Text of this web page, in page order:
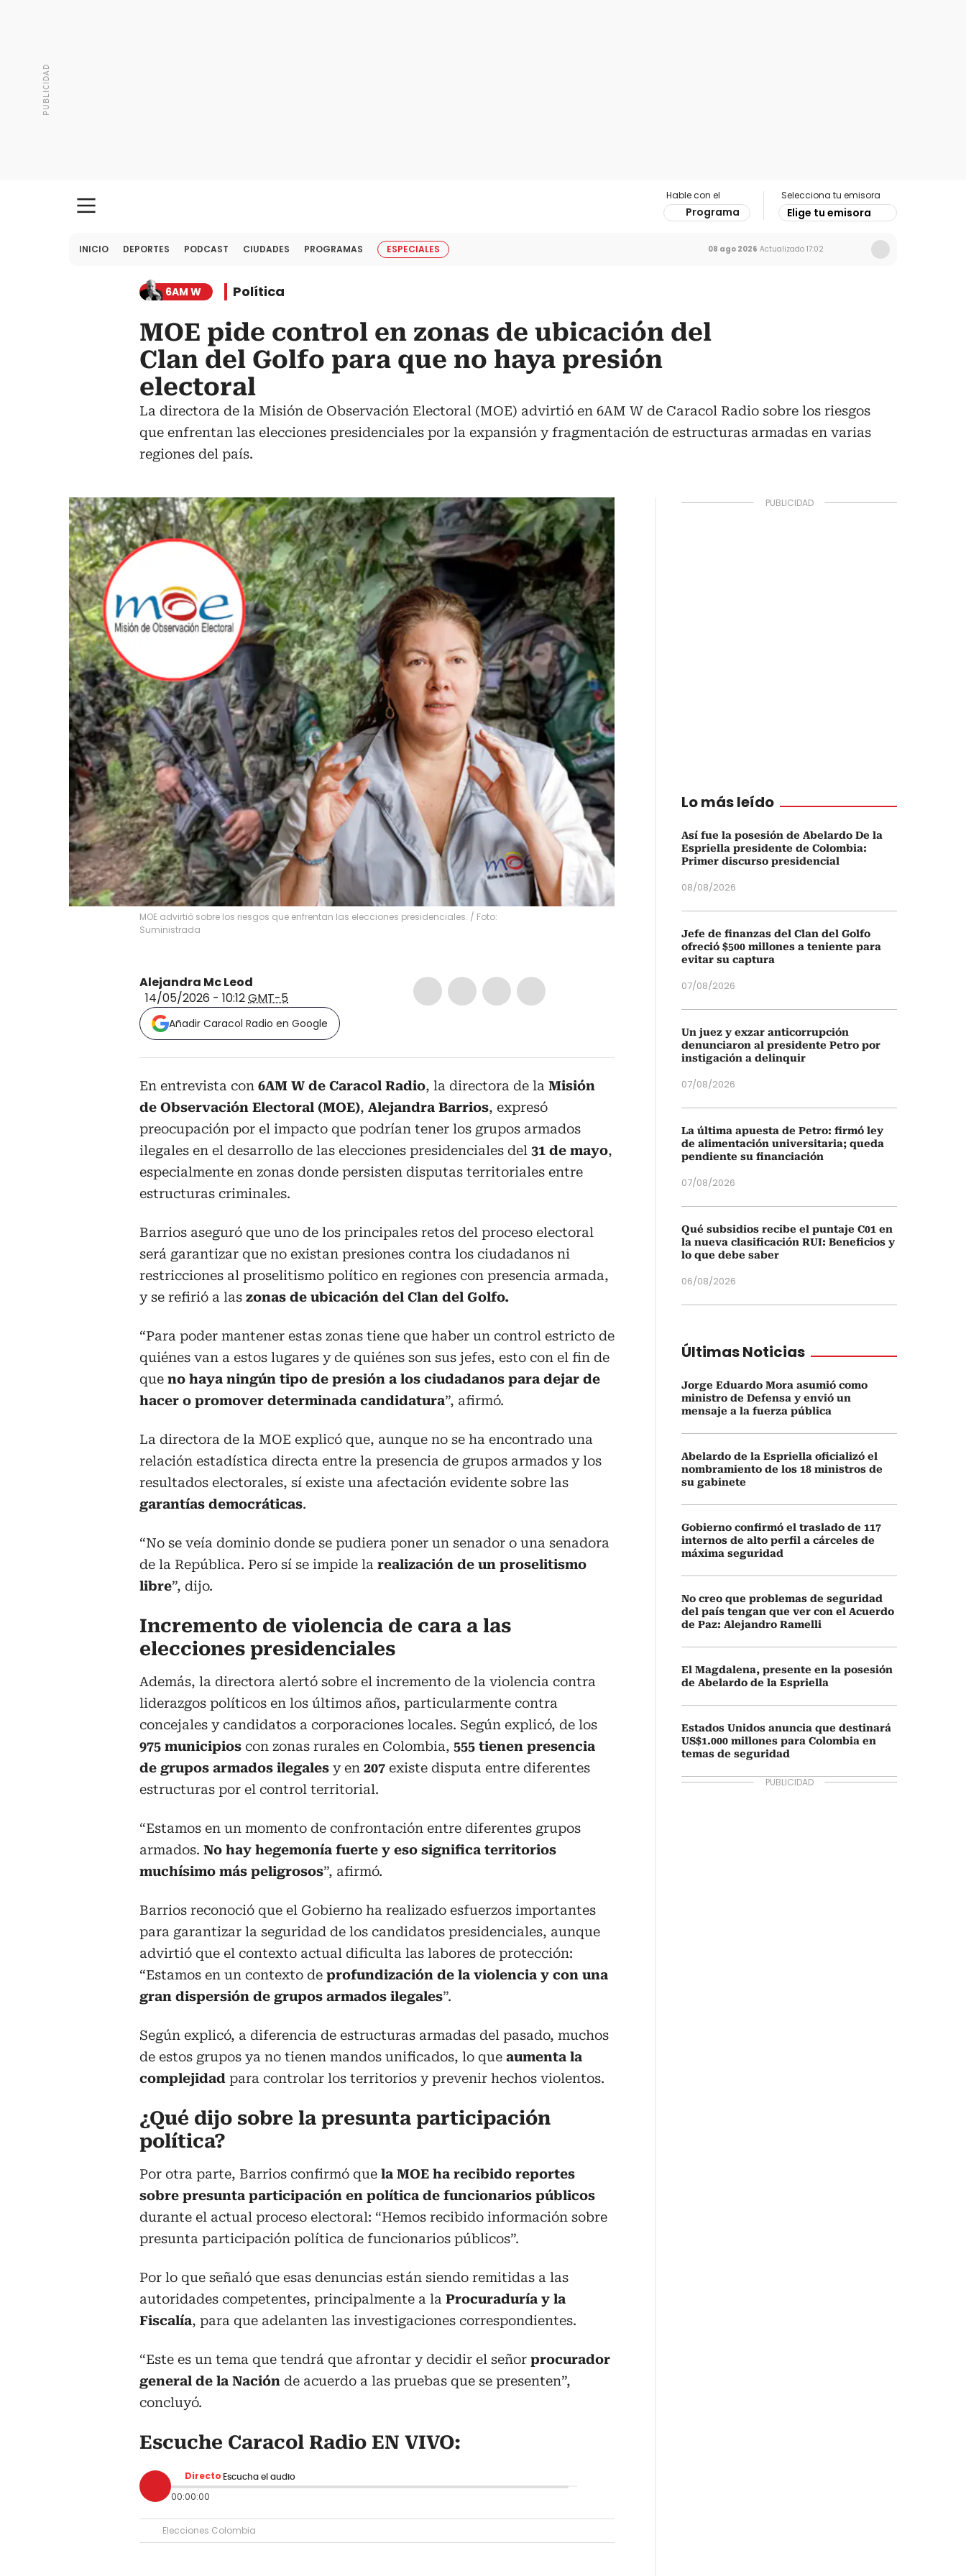
Hable con el
Programa
Selecciona tu emisora
Elige tu emisora
INICIO DEPORTES PODCAST CIUDADES PROGRAMAS ESPECIALES 08 ago 2026 Actualizado 17:02
6AM W Política
MOE pide control en zonas de ubicación del
Clan del Golfo para que no haya presión
electoral
La directora de la Misión de Observación Electoral (MOE) advirtió en 6AM W de Caracol Radio sobre los riesgos
que enfrentan las elecciones presidenciales por la expansión y fragmentación de estructuras armadas en varias
regiones del país.
MOE advirtió sobre los riesgos que enfrentan las elecciones presidenciales. / Foto:
Suministrada
Alejandra Mc Leod
14/05/2026 - 10:12GMT-5
Añadir Caracol Radio en Google
En entrevista con 6AM W de Caracol Radio, la directora de la Misión
de Observación Electoral (MOE), Alejandra Barrios, expresó
preocupación por el impacto que podrían tener los grupos armados
ilegales en el desarrollo de las elecciones presidenciales del 31 de mayo,
especialmente en zonas donde persisten disputas territoriales entre
estructuras criminales.
Barrios aseguró que uno de los principales retos del proceso electoral
será garantizar que no existan presiones contra los ciudadanos ni
restricciones al proselitismo político en regiones con presencia armada,
y se refirió a las zonas de ubicación del Clan del Golfo.
“Para poder mantener estas zonas tiene que haber un control estricto de
quiénes van a estos lugares y de quiénes son sus jefes, esto con el fin de
que no haya ningún tipo de presión a los ciudadanos para dejar de
hacer o promover determinada candidatura”, afirmó.
La directora de la MOE explicó que, aunque no se ha encontrado una
relación estadística directa entre la presencia de grupos armados y los
resultados electorales, sí existe una afectación evidente sobre las
garantías democráticas.
“No se veía dominio donde se pudiera poner un senador o una senadora
de la República. Pero sí se impide la realización de un proselitismo
libre”, dijo.
Incremento de violencia de cara a las
elecciones presidenciales
Además, la directora alertó sobre el incremento de la violencia contra
liderazgos políticos en los últimos años, particularmente contra
concejales y candidatos a corporaciones locales. Según explicó, de los
975 municipios con zonas rurales en Colombia, 555 tienen presencia
de grupos armados ilegales y en 207 existe disputa entre diferentes
estructuras por el control territorial.
“Estamos en un momento de confrontación entre diferentes grupos
armados. No hay hegemonía fuerte y eso significa territorios
muchísimo más peligrosos”, afirmó.
Barrios reconoció que el Gobierno ha realizado esfuerzos importantes
para garantizar la seguridad de los candidatos presidenciales, aunque
advirtió que el contexto actual dificulta las labores de protección:
“Estamos en un contexto de profundización de la violencia y con una
gran dispersión de grupos armados ilegales”.
Según explicó, a diferencia de estructuras armadas del pasado, muchos
de estos grupos ya no tienen mandos unificados, lo que aumenta la
complejidad para controlar los territorios y prevenir hechos violentos.
¿Qué dijo sobre la presunta participación
política?
Por otra parte, Barrios confirmó que la MOE ha recibido reportes
sobre presunta participación en política de funcionarios públicos
durante el actual proceso electoral: “Hemos recibido información sobre
presunta participación política de funcionarios públicos”.
Por lo que señaló que esas denuncias están siendo remitidas a las
autoridades competentes, principalmente a la Procuraduría y la
Fiscalía, para que adelanten las investigaciones correspondientes.
“Este es un tema que tendrá que afrontar y decidir el señor procurador
general de la Nación de acuerdo a las pruebas que se presenten”,
concluyó.
Escuche Caracol Radio EN VIVO:
Directo Escucha el audio
00:00:00
Elecciones Colombia
Lo más leído
Así fue la posesión de Abelardo De la
Espriella presidente de Colombia:
Primer discurso presidencial
08/08/2026
Jefe de finanzas del Clan del Golfo
ofreció $500 millones a teniente para
evitar su captura
07/08/2026
Un juez y exzar anticorrupción
denunciaron al presidente Petro por
instigación a delinquir
07/08/2026
La última apuesta de Petro: firmó ley
de alimentación universitaria; queda
pendiente su financiación
07/08/2026
Qué subsidios recibe el puntaje C01 en
la nueva clasificación RUI: Beneficios y
lo que debe saber
06/08/2026
Últimas Noticias
Jorge Eduardo Mora asumió como
ministro de Defensa y envió un
mensaje a la fuerza pública
Abelardo de la Espriella oficializó el
nombramiento de los 18 ministros de
su gabinete
Gobierno confirmó el traslado de 117
internos de alto perfil a cárceles de
máxima seguridad
No creo que problemas de seguridad
del país tengan que ver con el Acuerdo
de Paz: Alejandro Ramelli
El Magdalena, presente en la posesión
de Abelardo de la Espriella
Estados Unidos anuncia que destinará
US$1.000 millones para Colombia en
temas de seguridad